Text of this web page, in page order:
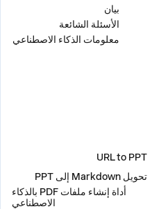
بيان
الأسئلة الشائعة
معلومات الذكاء الاصطناعي
URL to PPT
تحويل Markdown إلى PPT
أداة إنشاء ملفات PDF بالذكاء
الاصطناعي